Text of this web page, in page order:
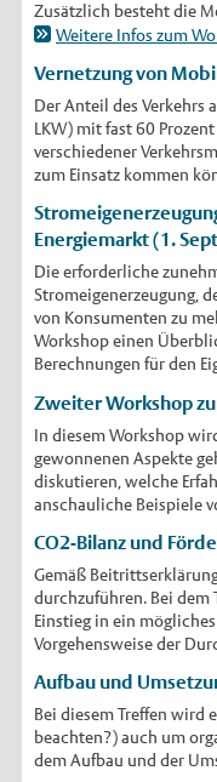
Zusätzlich besteht die
Weitere Infos zum
Vernetzung von
Der Anteil des Verkehrs
LKW) mit fast 60
verschiedener
zum Einsatz kommen
Energiemarkt (1.
Die erforderliche
Stromeigenerzeugung,
von Konsumenten zu
Workshop einen
Berechnungen für den
Zweiter Workshop
In diesem Workshop
gewonnenen Aspekte
diskutieren, welche
anschauliche Beispiele
CO2-Bilanz und
Gemäß
durchzuführen. Bei dem
Einstieg in ein
Vorgehensweise der
Aufbau und
Bei diesem Treffen wird
beachten?) auch um
dem Aufbau und der